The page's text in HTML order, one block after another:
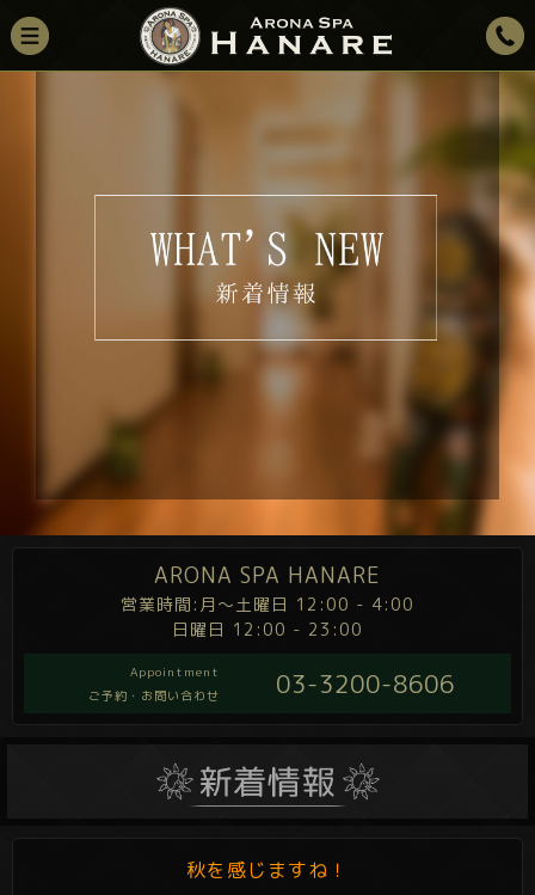
ARONA SPA HANARE
営業時間:月～土曜日 12:00 - 4:00
日曜日 12:00 - 23:00
Appointment
ご予約・お問い合わせ
03-3200-8606
秋を感じますね！